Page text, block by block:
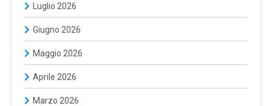
Luglio 2026
Giugno 2026
Maggio 2026
Aprile 2026
Marzo 2026